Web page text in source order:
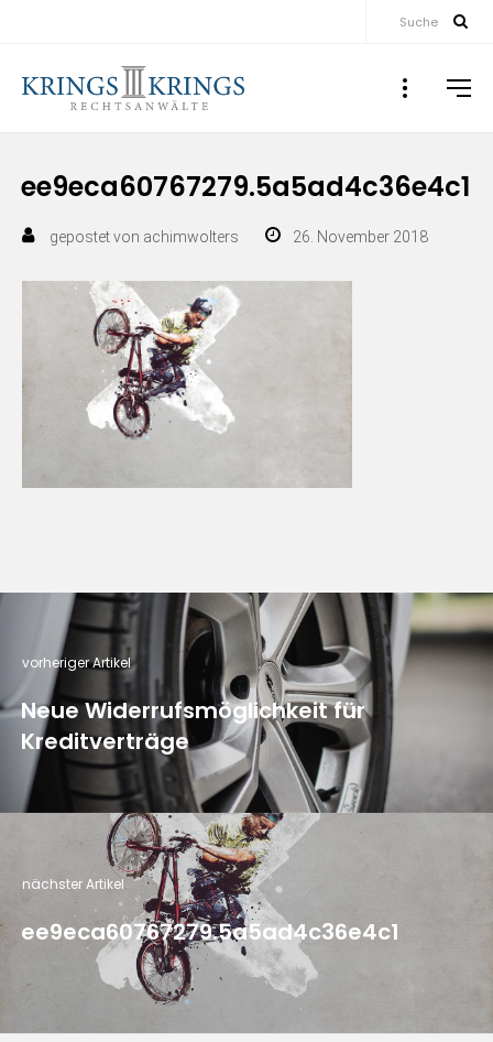
Suche
ee9eca60767279.5a5ad4c36e4c1
gepostet von achimwolters 26. November 2018
vorheriger Artikel
Neue Widerrufsmöglichkeit für
Kreditverträge
nächster Artikel
ee9eca60767279.5a5ad4c36e4c1